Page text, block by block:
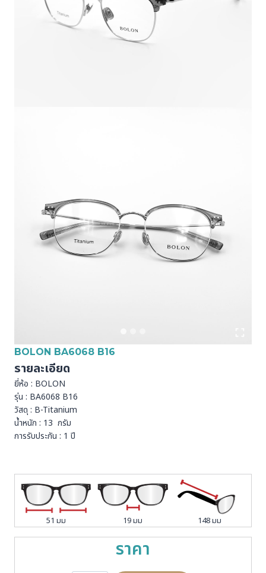
BOLON BA6068 B16
รายละเอียด
ยี่ห้อ : BOLON
รุ่น : BA6068 B16
วัสดุ : B-Titanium
น้ำหนัก : 13 กรัม
การรับประกัน : 1 ปี
51 มม 19 มม 148 มม
ราคา